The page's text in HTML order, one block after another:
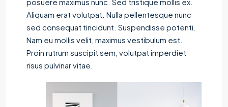
Aliquam erat volutpat. Nulla pellentesque nunc
sed consequat tincidunt. Suspendisse potenti.
Nam eu mollis velit, maximus vestibulum est.
Proin rutrum suscipit sem, volutpat imperdiet
risus pulvinar vitae.